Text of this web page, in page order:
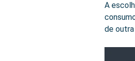
A
de